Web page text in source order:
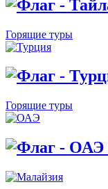
Горящие туры
Горящие туры